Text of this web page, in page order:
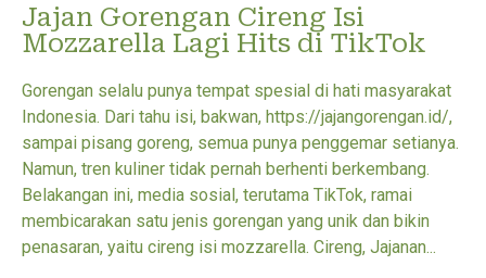
Jajan Gorengan Cireng Isi
Mozzarella Lagi Hits di TikTok
Gorengan selalu punya tempat spesial di hati masyarakat
Indonesia. Dari tahu isi, bakwan, https://jajangorengan.id/,
sampai pisang goreng, semua punya penggemar setianya.
Namun, tren kuliner tidak pernah berhenti berkembang.
Belakangan ini, media sosial, terutama TikTok, ramai
membicarakan satu jenis gorengan yang unik dan bikin
penasaran, yaitu cireng isi mozzarella. Cireng, Jajanan...